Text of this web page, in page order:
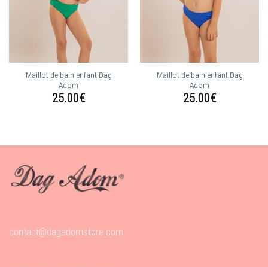
Maillot de bain enfant Dag
Adom
25.00€
Maillot de bain enfant Dag
Adom
25.00€
contact@dagadomstore.com